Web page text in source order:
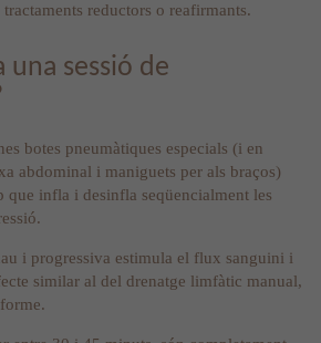
reductors o reafirmants.
una sessió de
botes pneumàtiques especials (i en
abdominal i maniguets per als braços)
que infla i desinfla seqüencialment les
i progressiva estimula el flux sanguini i
similar al del drenatge limfàtic manual,